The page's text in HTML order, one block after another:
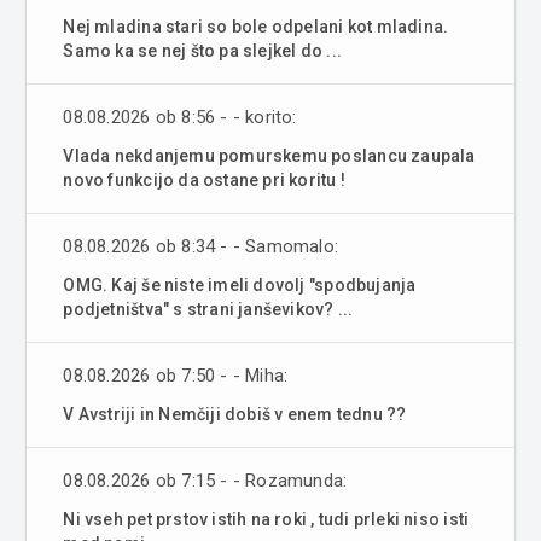
Nej mladina stari so bole odpelani kot mladina.
Samo ka se nej što pa slejkel do ...
08.08.2026 ob 8:56 - - korito:
Vlada nekdanjemu pomurskemu poslancu zaupala
novo funkcijo da ostane pri koritu !
08.08.2026 ob 8:34 - - Samomalo:
OMG. Kaj še niste imeli dovolj "spodbujanja
podjetništva" s strani janševikov? ...
08.08.2026 ob 7:50 - - Miha:
V Avstriji in Nemčiji dobiš v enem tednu ??
08.08.2026 ob 7:15 - - Rozamunda:
Ni vseh pet prstov istih na roki , tudi prleki niso isti